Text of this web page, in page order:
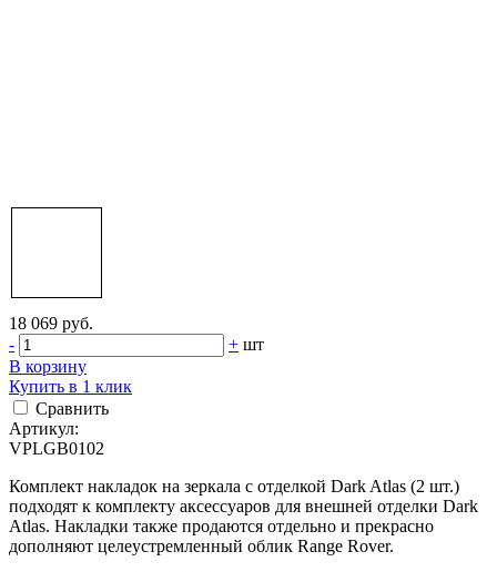
18 069 руб.
-
+ шт
В корзину
Купить в 1 клик
Сравнить
Артикул:
VPLGB0102
Комплект накладок на зеркала с отделкой Dark Atlas (2 шт.)
подходят к комплекту аксессуаров для внешней отделки Dark
Atlas. Накладки также продаются отдельно и прекрасно
дополняют целеустремленный облик Range Rover.